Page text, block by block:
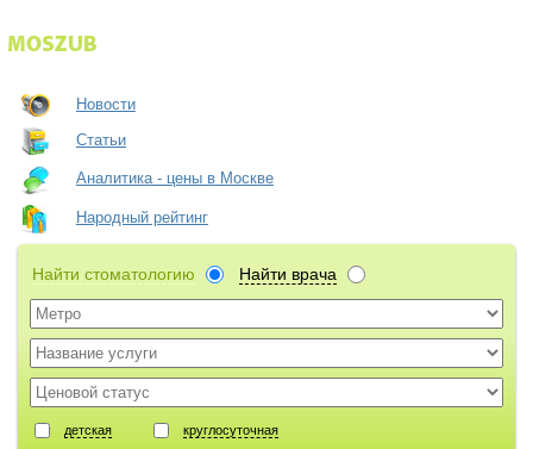
Новости
Статьи
Аналитика - цены в Москве
Народный рейтинг
Найти стоматологию Найти врача
детская круглосуточная